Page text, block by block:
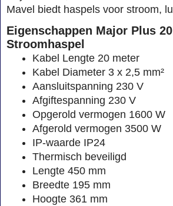
Mavel biedt haspels voor stroom,
Eigenschappen Major Plus
Stroomhaspel
Kabel Lengte 20 meter
Kabel Diameter 3 x 2,5 mm²
Aansluitspanning 230 V
Afgiftespanning 230 V
Opgerold vermogen 1600 W
Afgerold vermogen 3500 W
IP-waarde IP24
Thermisch beveiligd
Lengte 450 mm
Breedte 195 mm
Hoogte 361 mm